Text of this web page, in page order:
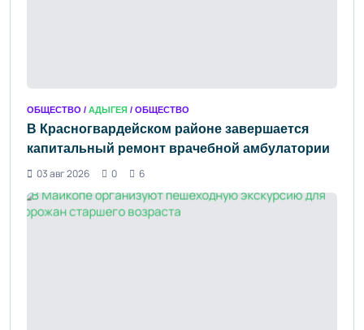
ОБЩЕСТВО / АДЫГЕЯ / ОБЩЕСТВО
В Красногвардейском районе завершается
капитальный ремонт врачебной амбулатории
03 авг 2026
0 6